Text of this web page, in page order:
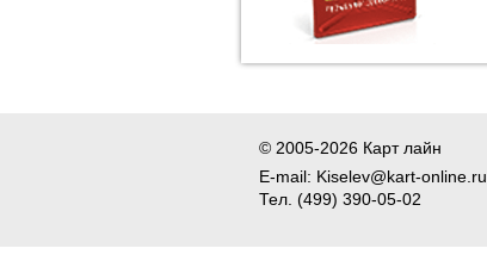
© 2005-2026 Карт лайн
E-mail: Kiselev@kart-online.ru
Тел. (499) 390-05-02